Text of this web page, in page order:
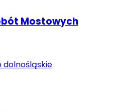
Mostowych
dolnośląskie